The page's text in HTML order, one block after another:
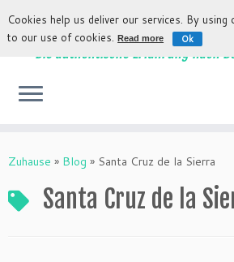
Die authentische Erfahrung nach
Zuhause » Blog » Santa Cruz de la Sierra
Santa Cruz de la
Cookies help us deliver our services. By using
to our use of cookies.Read more Ok